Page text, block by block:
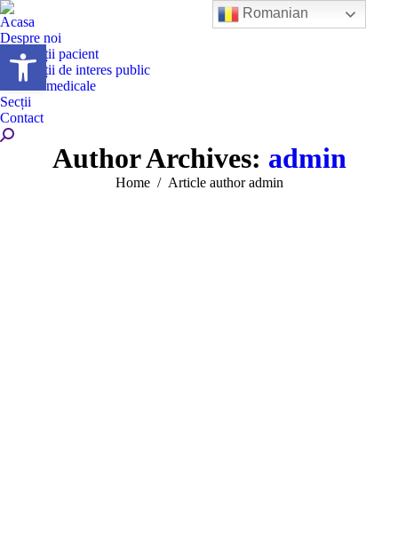
Deschide bara de unelte
Acasa
Despre noi
Informații pacient
Informații de interes public
Servicii medicale
Secții
Contact
Search:
Author Archives: admin
You are here:
Home Article author admin
Romanian